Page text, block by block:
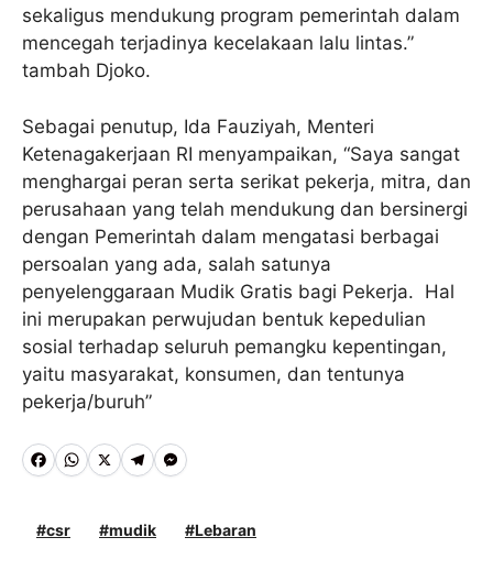
sekaligus mendukung program pemerintah dalam
mencegah terjadinya kecelakaan lalu lintas.”
tambah Djoko.
Sebagai penutup, Ida Fauziyah, Menteri
Ketenagakerjaan RI menyampaikan, “Saya sangat
menghargai peran serta serikat pekerja, mitra, dan
perusahaan yang telah mendukung dan bersinergi
dengan Pemerintah dalam mengatasi berbagai
persoalan yang ada, salah satunya
penyelenggaraan Mudik Gratis bagi Pekerja. Hal
ini merupakan perwujudan bentuk kepedulian
sosial terhadap seluruh pemangku kepentingan,
yaitu masyarakat, konsumen, dan tentunya
pekerja/buruh”
F
c
W
a
X T
l
M
csr mudik Lebaran